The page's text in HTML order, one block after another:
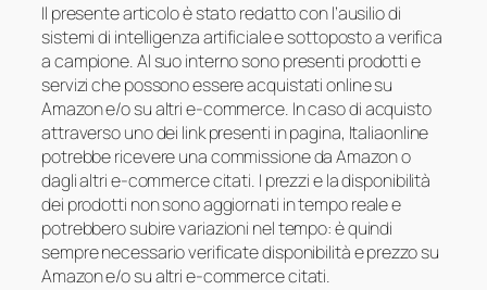
Il presente articolo è stato redatto con l’ausilio di
sistemi di intelligenza artificiale e sottoposto a verifica
a campione. Al suo interno sono presenti prodotti e
servizi che possono essere acquistati online su
Amazon e/o su altri e-commerce. In caso di acquisto
attraverso uno dei link presenti in pagina, Italiaonline
potrebbe ricevere una commissione da Amazon o
dagli altri e-commerce citati. I prezzi e la disponibilità
dei prodotti non sono aggiornati in tempo reale e
potrebbero subire variazioni nel tempo: è quindi
sempre necessario verificate disponibilità e prezzo su
Amazon e/o su altri e-commerce citati.